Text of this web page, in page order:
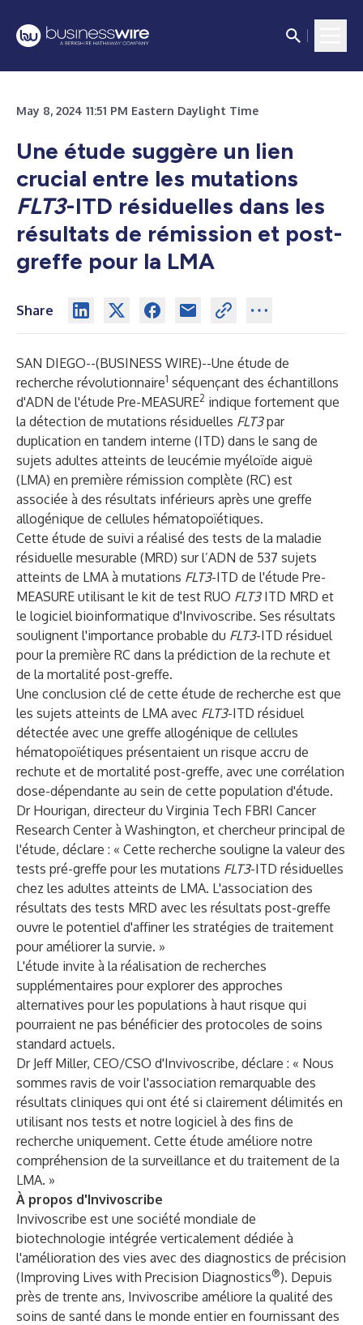
May 8, 2024 11:51 PM Eastern Daylight Time
Une étude suggère un lien
crucial entre les mutations
FLT3-ITD résiduelles dans les
résultats de rémission et post-
greffe pour la LMA
Share
SAN DIEGO--(BUSINESS WIRE)--Une étude de
recherche révolutionnaire1 séquençant des échantillons
d'ADN de l'étude Pre-MEASURE2 indique fortement que
la détection de mutations résiduelles FLT3par
duplication en tandem interne (ITD) dans le sang de
sujets adultes atteints de leucémie myéloïde aiguë
(LMA) en première rémission complète (RC) est
associée à des résultats inférieurs après une greffe
allogénique de cellules hématopoïétiques.
Cette étude de suivi a réalisé des tests de la maladie
résiduelle mesurable (MRD) sur l’ADN de 537 sujets
atteints de LMA à mutations FLT3-ITD de l'étude Pre-
MEASURE utilisant le kit de test RUO FLT3ITD MRD et
le logiciel bioinformatique d'Invivoscribe. Ses résultats
soulignent l'importance probable du FLT3-ITD résiduel
pour la première RC dans la prédiction de la rechute et
de la mortalité post-greffe.
Une conclusion clé de cette étude de recherche est que
les sujets atteints de LMA avec FLT3-ITD résiduel
détectée avec une greffe allogénique de cellules
hématopoïétiques présentaient un risque accru de
rechute et de mortalité post-greffe, avec une corrélation
dose-dépendante au sein de cette population d'étude.
Dr Hourigan, directeur du Virginia Tech FBRI Cancer
Research Center à Washington, et chercheur principal de
l'étude, déclare : « Cette recherche souligne la valeur des
tests pré-greffe pour les mutations FLT3-ITD résiduelles
chez les adultes atteints de LMA. L'association des
résultats des tests MRD avec les résultats post-greffe
ouvre le potentiel d'affiner les stratégies de traitement
pour améliorer la survie. »
L'étude invite à la réalisation de recherches
supplémentaires pour explorer des approches
alternatives pour les populations à haut risque qui
pourraient ne pas bénéficier des protocoles de soins
standard actuels.
Dr Jeff Miller, CEO/CSO d'Invivoscribe, déclare : « Nous
sommes ravis de voir l'association remarquable des
résultats cliniques qui ont été si clairement délimités en
utilisant nos tests et notre logiciel à des fins de
recherche uniquement. Cette étude améliore notre
compréhension de la surveillance et du traitement de la
LMA. »
À propos d'Invivoscribe
Invivoscribe est une société mondiale de
biotechnologie intégrée verticalement dédiée à
l'amélioration des vies avec des diagnostics de précision
(Improving Lives with Precision Diagnostics®). Depuis
près de trente ans, Invivoscribe améliore la qualité des
soins de santé dans le monde entier en fournissant des